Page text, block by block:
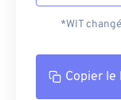
*WIT
Copier le